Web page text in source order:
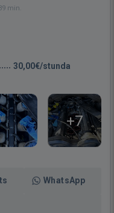
min.
30,00€/stunda
+7
WhatsApp